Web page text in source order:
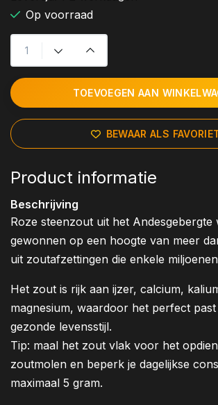
Op voorraad
TOEVOEGEN AAN
BEWAAR ALS
Product informatie
Beschrijving
Roze steenzout uit het Andesgebergte
gewonnen op een hoogte van meer
uit zoutafzettingen die enkele
Het zout is rijk aan ijzer, calcium,
magnesium, waardoor het perfect past
gezonde levensstijl.
Tip: maal het zout vlak voor het
zoutmolen en beperk je dagelijkse
maximaal 5 gram.